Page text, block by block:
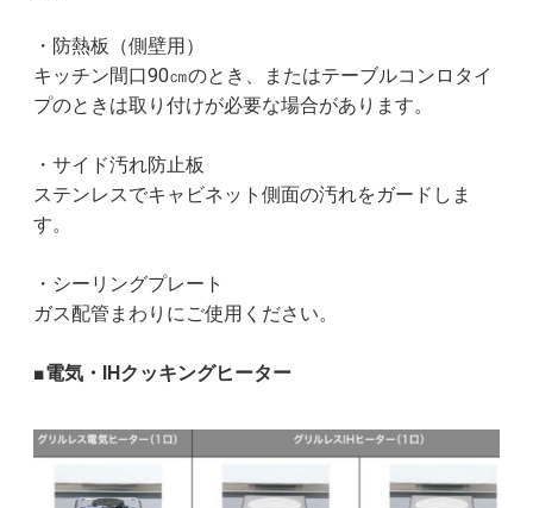
・防熱板（側壁用）
キッチン間口90㎝のとき、またはテーブルコンロタイ
プのときは取り付けが必要な場合があります。
・サイド汚れ防止板
ステンレスでキャビネット側面の汚れをガードしま
す。
・シーリングプレート
ガス配管まわりにご使用ください。
■電気・IHクッキングヒーター